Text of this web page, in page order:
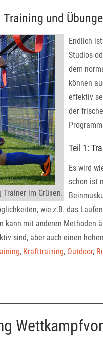
Training und
im Grünen.
Endlich
Studios
dem
können
effektiv
der
Teil 1:
Es wird
schon ist
wie z.B. das
kann mit anderen Methoden
sind, aber auch einen
, Krafttraining, Outdoor,